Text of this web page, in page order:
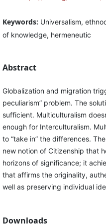
Keywords: Universalism,
of knowledge, hermeneutic
Abstract
Globalization and migration
peculiarism” problem. The
sufficient. Multiculturalism
enough for Interculturalism.
to “take in” the differences.
new notion of Citizenship that
horizons of significance; it
that affirms the originality,
well as preserving individual
Downloads